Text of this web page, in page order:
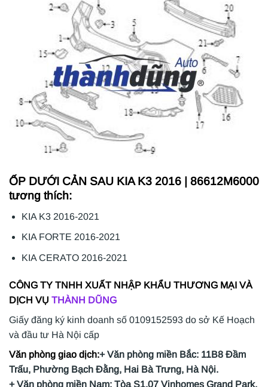
ỐP DƯỚI CẢN SAU KIA K3 2016 | 86612M6000
tương thích:
KIA K3 2016-2021
KIA FORTE 2016-2021
KIA CERATO 2016-2021
CÔNG TY TNHH XUẤT NHẬP KHẨU THƯƠNG MẠI VÀ
DỊCH VỤ THÀNH DŨNG
Giấy đăng ký kinh doanh số 0109152593 do sở Kế Hoạch
và đầu tư Hà Nội cấp
Văn phòng giao dịch:+ Văn phòng miền Bắc: 11B8 Đầm
Trấu, Phường Bạch Đằng, Hai Bà Trưng, Hà Nội.
+ Văn phòng miền Nam: Tòa S1.07 Vinhomes Grand Park,